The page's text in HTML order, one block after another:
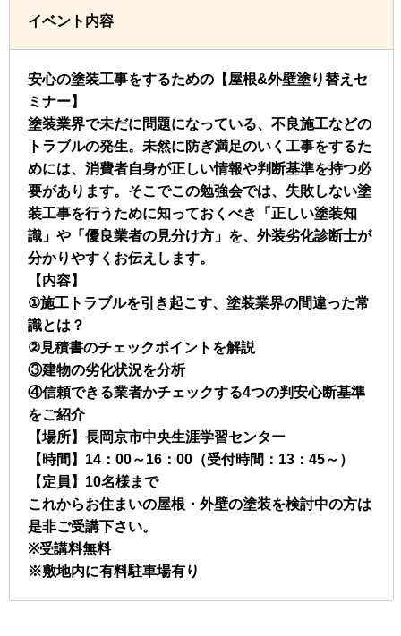
イベント内容
安心の塗装工事をするための【屋根&外壁塗り替えセ
ミナー】
塗装業界で未だに問題になっている、不良施工などの
トラブルの発生。未然に防ぎ満足のいく工事をするた
めには、消費者自身が正しい情報や判断基準を持つ必
要があります。そこでこの勉強会では、失敗しない塗
装工事を行うために知っておくべき「正しい塗装知
識」や「優良業者の見分け方」を、外装劣化診断士が
分かりやすくお伝えします。
【内容】
①施工トラブルを引き起こす、塗装業界の間違った常
識とは？
②見積書のチェックポイントを解説
③建物の劣化状況を分析
④信頼できる業者かチェックする4つの判安心断基準
をご紹介
【場所】長岡京市中央生涯学習センター
【時間】14：00～16：00（受付時間：13：45～）
【定員】10名様まで
これからお住まいの屋根・外壁の塗装を検討中の方は
是非ご受講下さい。
※受講料無料
※敷地内に有料駐車場有り